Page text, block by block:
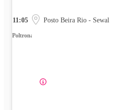
11:05 Posto Beira Rio - Sewal
Poltrona